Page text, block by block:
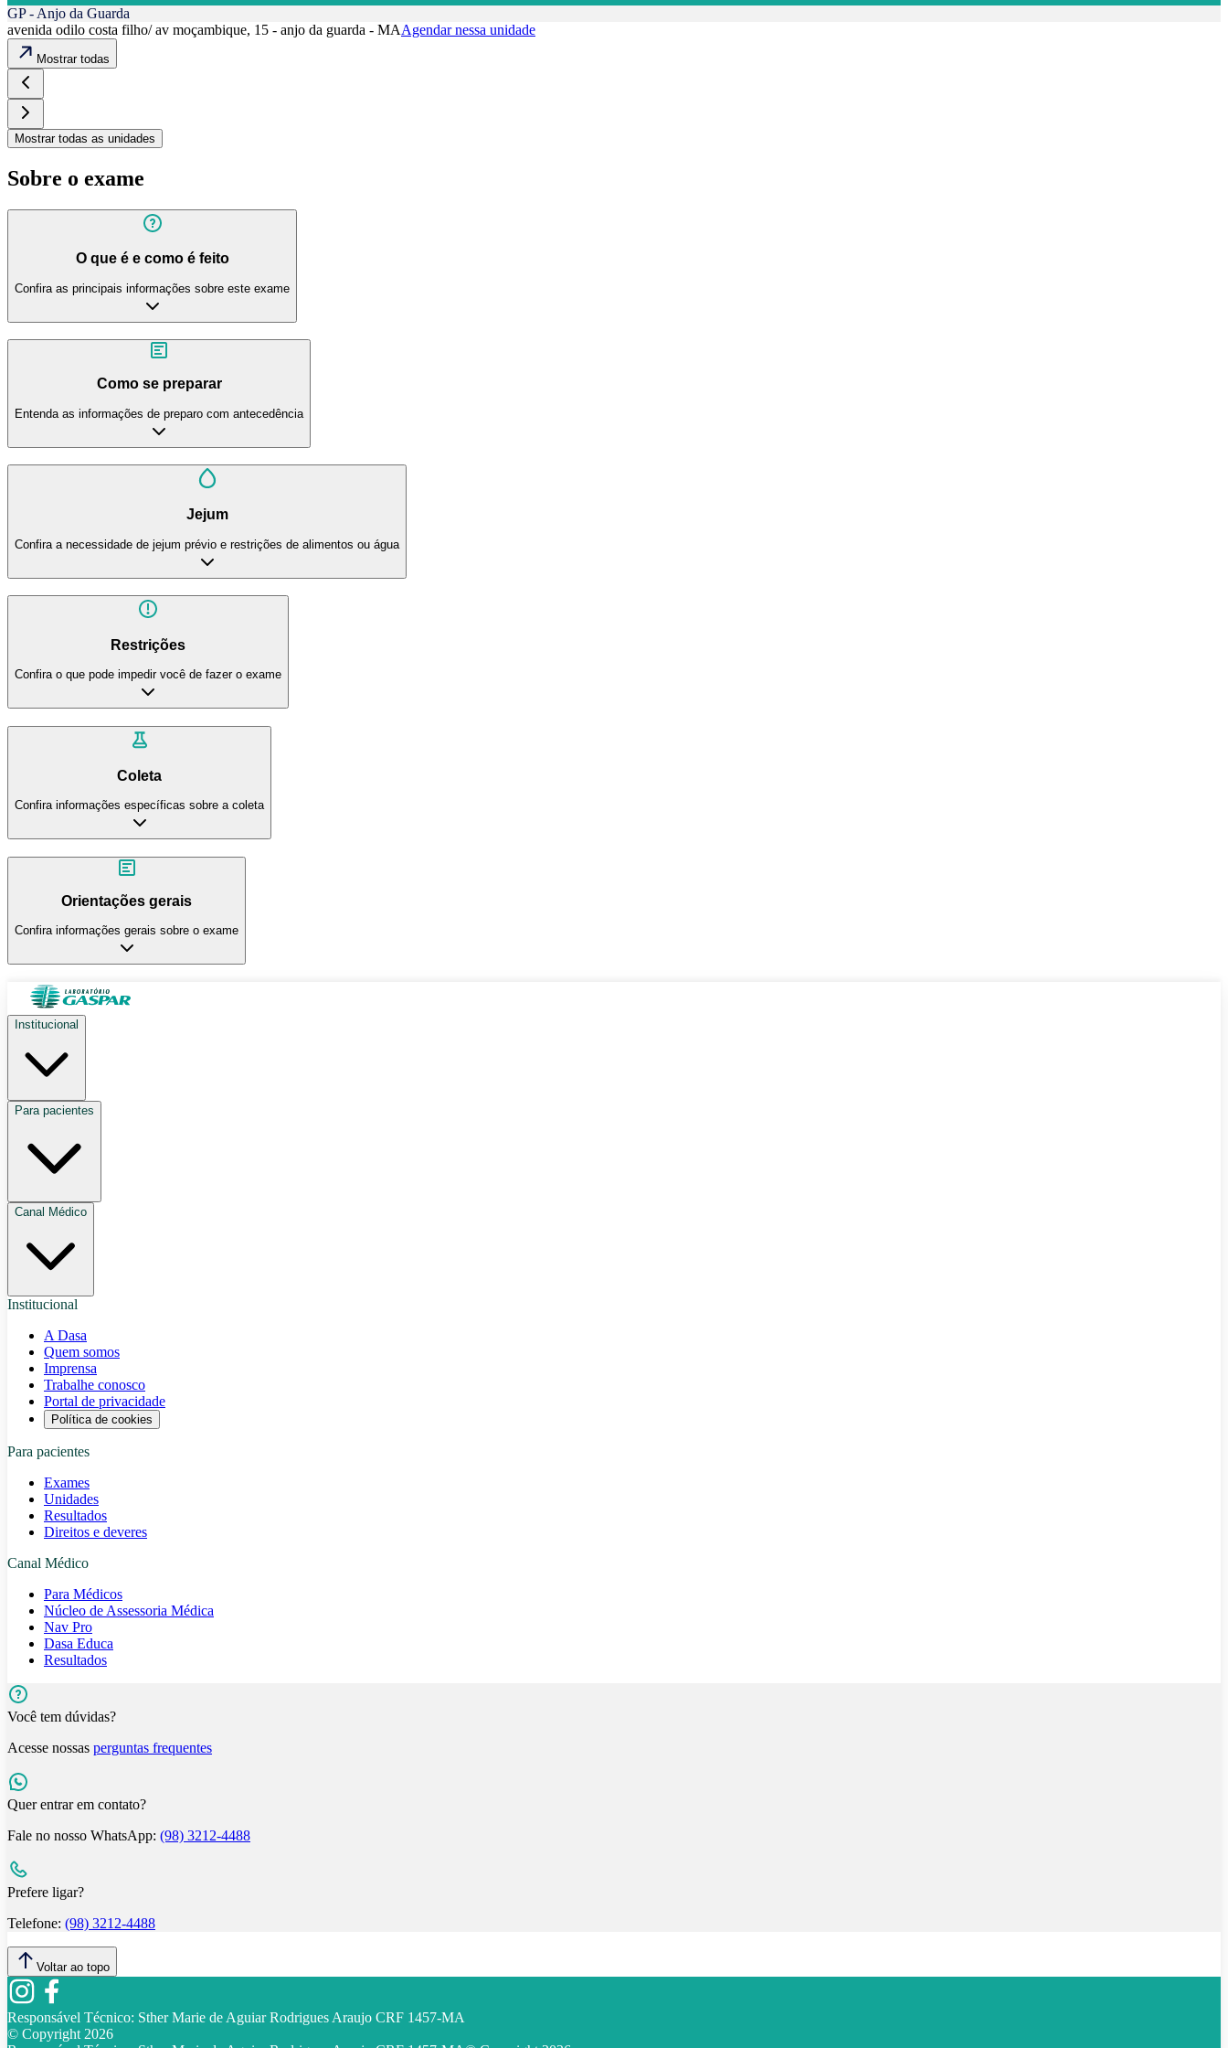
GP - Anjo da Guarda
avenida odilo costa filho/ av moçambique, 15 - anjo da guarda - MAAgendar nessa unidade
Mostrar todas
Mostrar todas as unidades
Sobre o exame
O que é e como é feito
Confira as principais informações sobre este exame
Como se preparar
Entenda as informações de preparo com antecedência
Jejum
Confira a necessidade de jejum prévio e restrições de alimentos ou água
Restrições
Confira o que pode impedir você de fazer o exame
Coleta
Confira informações específicas sobre a coleta
Orientações gerais
Confira informações gerais sobre o exame
Institucional
Para pacientes
Canal Médico
Institucional
A Dasa
Quem somos
Imprensa
Trabalhe conosco
Portal de privacidade
Política de cookies
Para pacientes
Exames
Unidades
Resultados
Direitos e deveres
Canal Médico
Para Médicos
Núcleo de Assessoria Médica
Nav Pro
Dasa Educa
Resultados
Você tem dúvidas?
Acesse nossas perguntas frequentes
Quer entrar em contato?
Fale no nosso WhatsApp: (98) 3212-4488
Prefere ligar?
Telefone: (98) 3212-4488
Voltar ao topo
Responsável Técnico: Sther Marie de Aguiar Rodrigues Araujo CRF 1457-MA
© Copyright 2026